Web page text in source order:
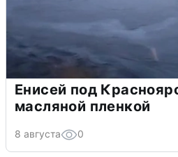
Енисей под
масляной пленкой
8 августа 0